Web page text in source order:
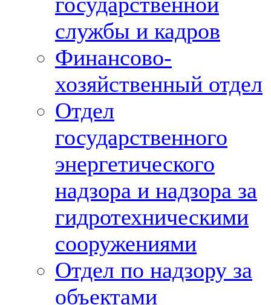
службы и кадров
Финансово-
хозяйственный отдел
Отдел
государственного
энергетического
надзора и надзора за
гидротехническими
сооружениями
Отдел по надзору за
объектами